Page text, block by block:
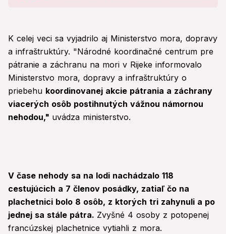
K celej veci sa vyjadrilo aj Ministerstvo mora, dopravy
a infraštruktúry. "Národné koordinačné centrum pre
pátranie a záchranu na mori v Rijeke informovalo
Ministerstvo mora, dopravy a infraštruktúry o
priebehu koordinovanej akcie pátrania a záchrany
viacerých osôb postihnutých vážnou námornou
nehodou," uvádza ministerstvo.
V čase nehody sa na lodi nachádzalo 118
cestujúcich a 7 členov posádky, zatiaľ čo na
plachetnici bolo 8 osôb, z ktorých tri zahynuli a po
jednej sa stále pátra. Zvyšné 4 osoby z potopenej
francúzskej plachetnice vytiahli z mora.